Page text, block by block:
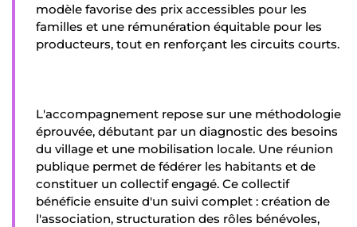
modèle favorise des prix accessibles pour les
familles et une rémunération équitable pour les
producteurs, tout en renforçant les circuits courts.
L'accompagnement repose sur une méthodologie
éprouvée, débutant par un diagnostic des besoins
du village et une mobilisation locale. Une réunion
publique permet de fédérer les habitants et de
constituer un collectif engagé. Ce collectif
bénéficie ensuite d'un suivi complet : création de
l'association, structuration des rôles bénévoles,